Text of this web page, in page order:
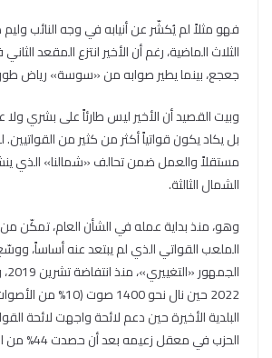
فهو مثلاً لم يُكشّر عن أنيابه في وجه النائب
الثلاث الماضية، رغم أن الأخير انتزع المقعد
جعجع، بينما يطير صوابه من «سوسة» رياض
وبيت القصيد أن الأخير ليس طارئاً على بشري ولا
بل يكاد يكون قواتياً أكثر من كثير من القواتيين.
مستقلاً والعمل ضمن تحالف «شمالنا» الذي
الشمال الثالثة.
وهو، منذ بداية عمله في الشأن العام، تمكّن
الملعب القواتي الذي لم يبتعد عنه أساساً،
2022 حين نال نحو 1400 صوت
البلدية الأخيرة حين دعم لائحة واجهت لائحة
الحزب في معقل زعيمه بعد أن حصدت 44% من الأصوات.